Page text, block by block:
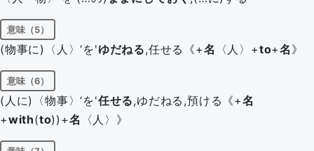
意味（5）
(物事に)〈人〉‘を'ゆだねる,任せる《+名 〈人〉+to+名 》
意味（6）
(人に)〈物事〉‘を'任せる,ゆだねる,預ける《+名
+with(to))+名 〈人〉》